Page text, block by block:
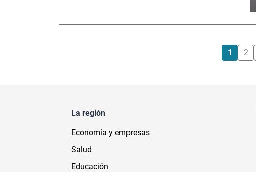
1 2
La región
Economía y empresas
Salud
Educación